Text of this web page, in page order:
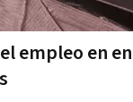
empleo en